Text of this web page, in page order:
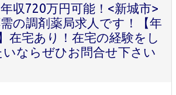
収720万円可能！<新城市>
の調剤薬局求人です！【年
在宅あり！在宅の経験をし
ならぜひお問合せ下さい